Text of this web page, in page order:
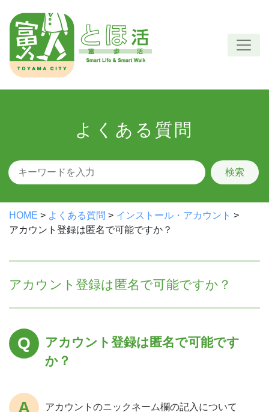
content
よくある質問
検索
HOME > よくある質問 > インストール・アカウント >
アカウント登録は匿名で可能ですか？
アカウント登録は匿名で可能ですか？
アカウント登録は匿名で可能です
か？
アカウントのニックネーム欄の記入について